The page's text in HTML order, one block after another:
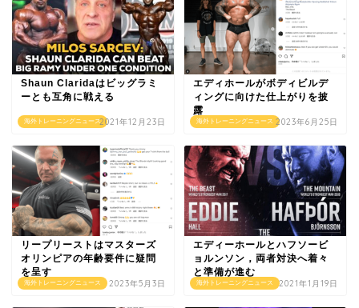
海外トレーニングニュース
Shaun Claridaはビッグラミ
ーとも互角に戦える
2021年12月23日 海外トレーニングニュース
エディホールがボディビルデ
ィングに向けた仕上がりを披
露
2023年6月25日
海外トレーニングニュース
リープリーストはマスターズ
オリンピアの年齢要件に疑問
を呈す
2023年5月3日 海外トレーニングニュース
エディーホールとハフソービ
ョルンソン，両者対決へ着々
と準備が進む
2021年1月19日